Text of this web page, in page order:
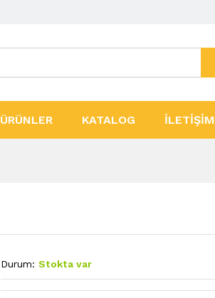
ÜRÜNLER KATALOG İLETİŞİM
Durum: Stokta var